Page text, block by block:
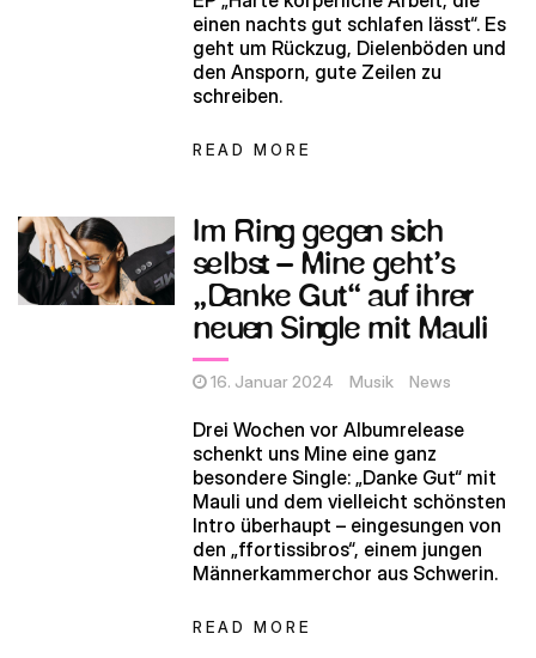
einen nachts gut schlafen lässt“. Es
geht um Rückzug, Dielenböden und
den Ansporn, gute Zeilen zu
schreiben.
READ MORE
Im Ring gegen sich
selbst – Mine geht’s
„Danke Gut“ auf ihrer
neuen Single mit Mauli
16. Januar 2024 Musik News
Drei Wochen vor Albumrelease
schenkt uns Mine eine ganz
besondere Single: „Danke Gut“ mit
Mauli und dem vielleicht schönsten
Intro überhaupt – eingesungen von
den „ffortissibros“, einem jungen
Männerkammerchor aus Schwerin.
READ MORE